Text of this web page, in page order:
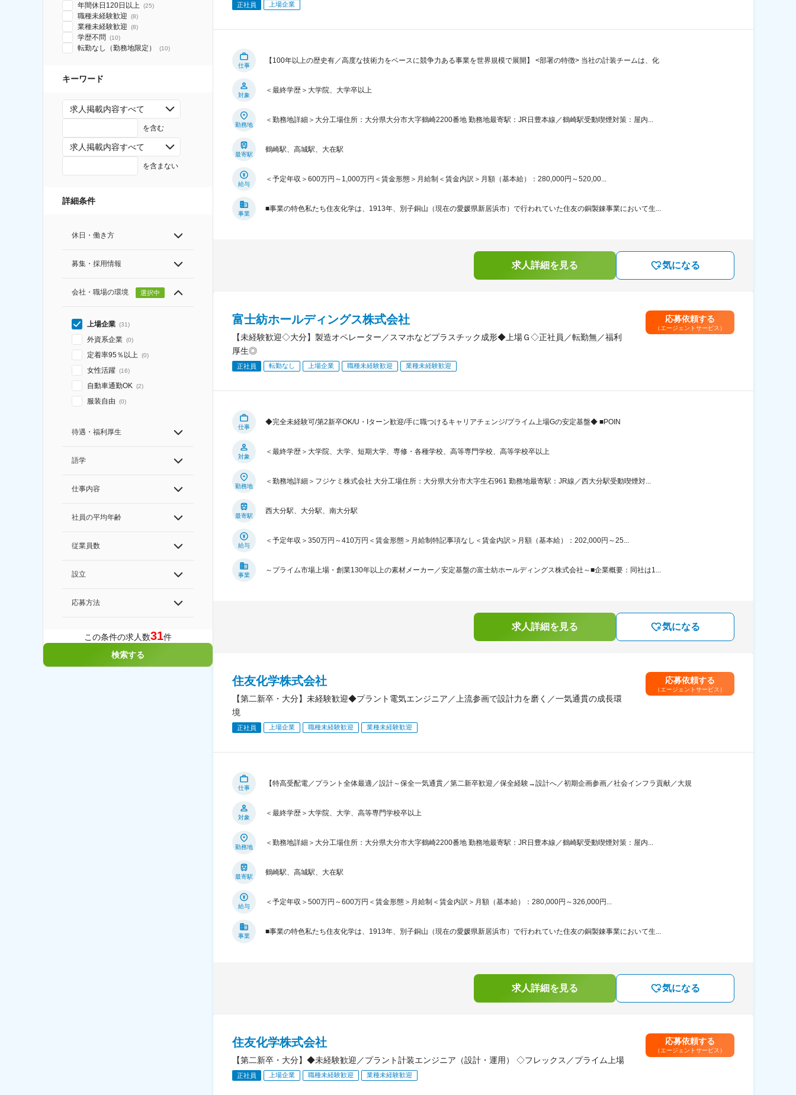
年間休日120日以上 (25)
職種未経験歓迎 (8)
業種未経験歓迎 (8)
学歴不問 (10)
転勤なし（勤務地限定） (10)
キーワード
求人掲載内容すべて
を含む
求人掲載内容すべて
を含まない
詳細条件
休日・働き方
募集・採用情報
会社・職場の環境 選択中
上場企業 (31)
外資系企業 (0)
定着率95％以上 (0)
女性活躍 (16)
自動車通勤OK (2)
服装自由 (0)
待遇・福利厚生
語学
仕事内容
社員の平均年齢
従業員数
設立
応募方法
この条件の求人数31件
検索する
正社員 上場企業
仕事
【100年以上の歴史有／高度な技術力をベースに競争力ある事業を世界規模で展開】 <部署の特徴> 当社の計装チームは、化
対象
＜最終学歴＞大学院、大学卒以上
勤務地
＜勤務地詳細＞大分工場住所：大分県大分市大字鶴崎2200番地 勤務地最寄駅：JR日豊本線／鶴崎駅受動喫煙対策：屋内...
最寄駅
鶴崎駅、高城駅、大在駅
給与
＜予定年収＞600万円～1,000万円＜賃金形態＞月給制＜賃金内訳＞月額（基本給）：280,000円～520,00...
事業
■事業の特色私たち住友化学は、1913年、別子銅山（現在の愛媛県新居浜市）で行われていた住友の銅製錬事業において生...
求人詳細を見る 気になる
富士紡ホールディングス株式会社
【未経験歓迎◇大分】製造オペレーター／スマホなどプラスチック成形◆上場Ｇ◇正社員／転勤無／福利
厚生◎
正社員 転勤なし 上場企業 職種未経験歓迎 業種未経験歓迎
応募依頼する
（エージェントサービス）
仕事
◆完全未経験可/第2新卒OK/U・Iターン歓迎/手に職つけるキャリアチェンジ/プライム上場Gの安定基盤◆ ■POIN
対象
＜最終学歴＞大学院、大学、短期大学、専修・各種学校、高等専門学校、高等学校卒以上
勤務地
＜勤務地詳細＞フジケミ株式会社 大分工場住所：大分県大分市大字生石961 勤務地最寄駅：JR線／西大分駅受動喫煙対...
最寄駅
西大分駅、大分駅、南大分駅
給与
＜予定年収＞350万円～410万円＜賃金形態＞月給制特記事項なし＜賃金内訳＞月額（基本給）：202,000円～25...
事業
～プライム市場上場・創業130年以上の素材メーカー／安定基盤の富士紡ホールディングス株式会社～■企業概要：同社は1...
求人詳細を見る 気になる
住友化学株式会社
【第二新卒・大分】未経験歓迎◆プラント電気エンジニア／上流参画で設計力を磨く／一気通貫の成長環
境
正社員 上場企業 職種未経験歓迎 業種未経験歓迎
応募依頼する
（エージェントサービス）
仕事
【特高受配電／プラント全体最適／設計～保全一気通貫／第二新卒歓迎／保全経験→設計へ／初期企画参画／社会インフラ貢献／大規
対象
＜最終学歴＞大学院、大学、高等専門学校卒以上
勤務地
＜勤務地詳細＞大分工場住所：大分県大分市大字鶴崎2200番地 勤務地最寄駅：JR日豊本線／鶴崎駅受動喫煙対策：屋内...
最寄駅
鶴崎駅、高城駅、大在駅
給与
＜予定年収＞500万円～600万円＜賃金形態＞月給制＜賃金内訳＞月額（基本給）：280,000円～326,000円...
事業
■事業の特色私たち住友化学は、1913年、別子銅山（現在の愛媛県新居浜市）で行われていた住友の銅製錬事業において生...
求人詳細を見る 気になる
住友化学株式会社
【第二新卒・大分】◆未経験歓迎／プラント計装エンジニア（設計・運用） ◇フレックス／プライム上場
正社員 上場企業 職種未経験歓迎 業種未経験歓迎
応募依頼する
（エージェントサービス）